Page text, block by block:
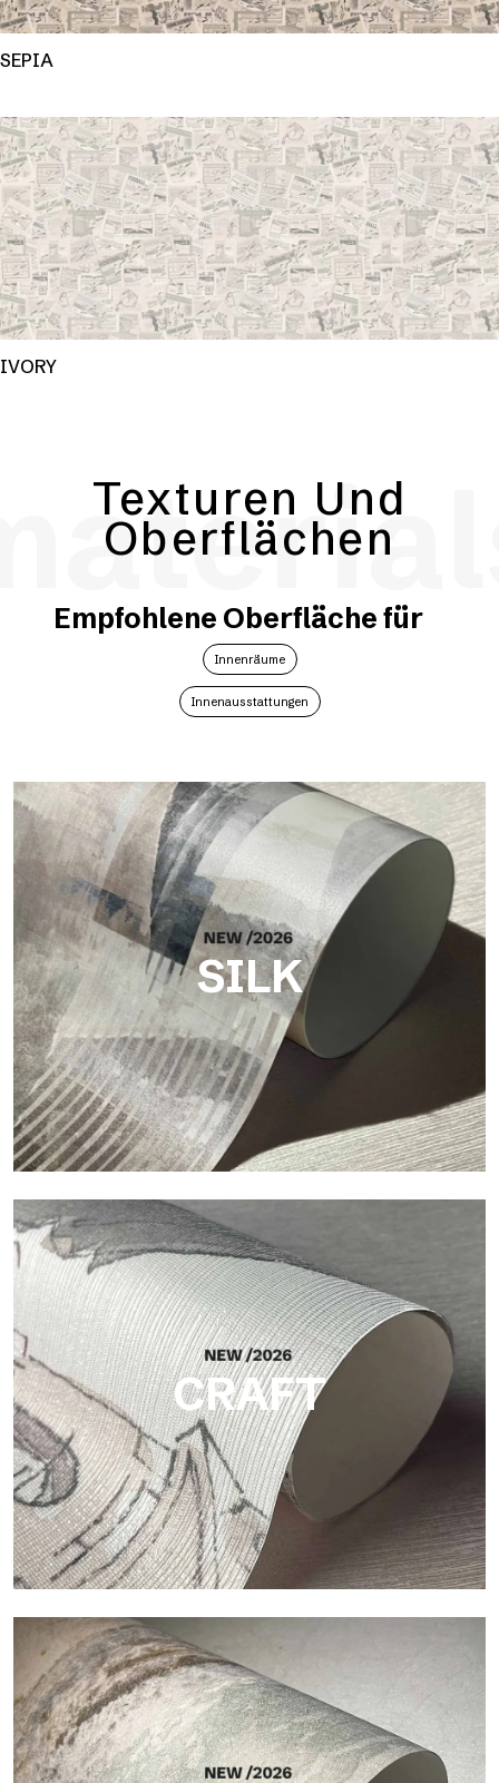
SEPIA
IVORY
Texturen Und
Oberflächen
Empfohlene Oberfläche für
Innenräume
Innenausstattungen
SILK
Silk
Helle und elegante Oberfläche mit feiner vertikaler Struktur,
die das Licht reflektiert und der Fläche Tiefe verleiht.
CRAFT
Craft
Oberfläche, inspiriert von natürlichen Fasern, mit einer
essentiellen Struktur, die der Fläche Balance, Tiefe und eine
elegante Materialität verleiht.